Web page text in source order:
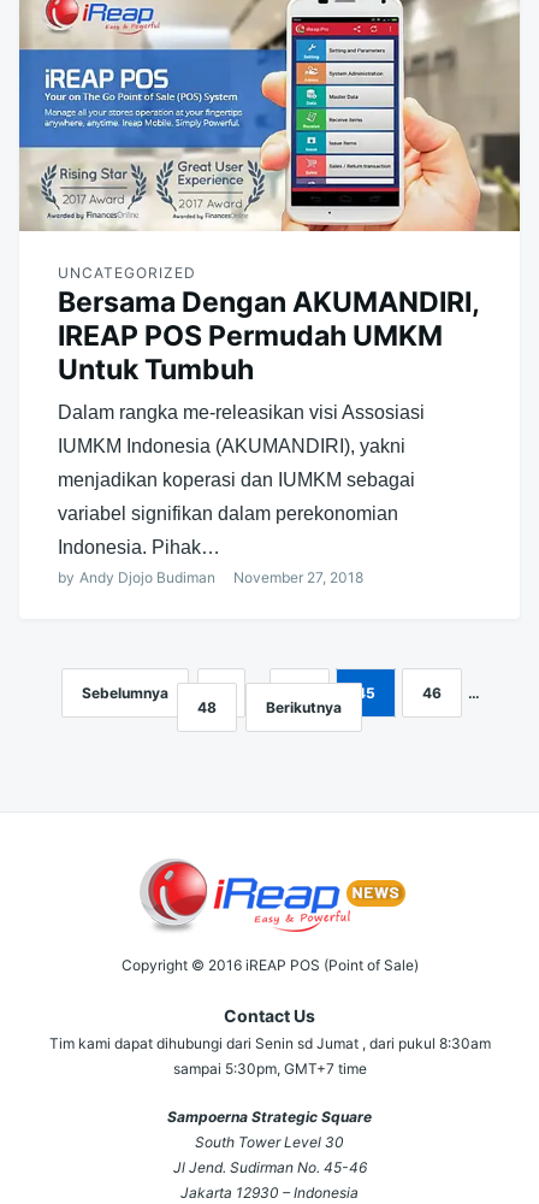
UNCATEGORIZED
Bersama Dengan AKUMANDIRI,
IREAP POS Permudah UMKM
Untuk Tumbuh
Dalam rangka me-releasikan visi Assosiasi
IUMKM Indonesia (AKUMANDIRI), yakni
menjadikan koperasi dan IUMKM sebagai
variabel signifikan dalam perekonomian
Indonesia. Pihak…
by Andy Djojo Budiman November 27, 2018
Navigasi
pos
Sebelumnya 45 46
…
48
Berikutnya
Copyright © 2016 iREAP POS (Point of Sale)
Contact Us
Tim kami dapat dihubungi dari Senin sd Jumat , dari pukul 8:30am
sampai 5:30pm, GMT+7 time
Sampoerna Strategic Square
South Tower Level 30
Jl Jend. Sudirman No. 45-46
Jakarta 12930 – Indonesia